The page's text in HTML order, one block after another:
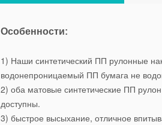
Особенности:
1) Наши синтетический ПП рулонные
водонепроницаемый ПП бумага не
2) оба матовые синтетические ПП
доступны.
3) быстрое высыхание, отличное